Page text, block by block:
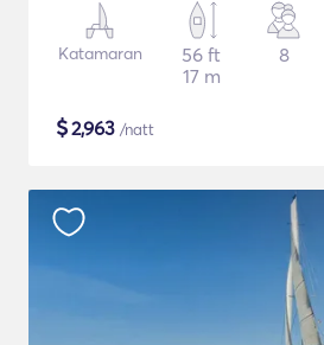
Katamaran
56 ft
17 m
8
$2,963 /natt